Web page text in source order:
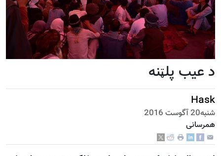
د عيب پلټنه
Hask
شنبه20 آگوست 2016
همرسانی